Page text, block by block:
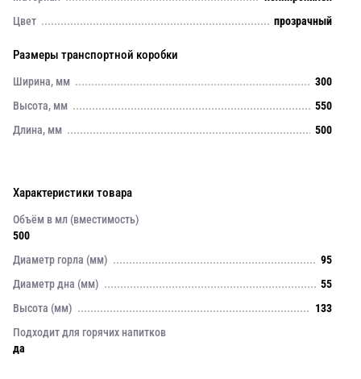
Цвет
прозрачный
Размеры транспортной коробки
Ширина, мм
300
Высота, мм
550
Длина, мм
500
Характеристики товара
Объём в мл (вместимость)
500
Диаметр горла (мм)
95
Диаметр дна (мм)
55
Высота (мм)
133
Подходит для горячих напитков
да